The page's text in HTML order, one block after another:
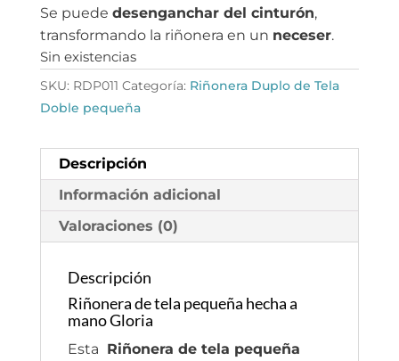
Se puede desenganchar del cinturón,
transformando la riñonera en un neceser.
Sin existencias
SKU: RDP011 Categoría: Riñonera Duplo de Tela
Doble pequeña
Descripción
Información adicional
Valoraciones (0)
Descripción
Riñonera de tela pequeña hecha a
mano Gloria
Esta Riñonera de tela pequeña